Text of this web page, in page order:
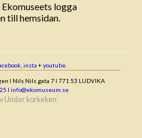
logga
till hemsidan.
insta + youtube.
ǀ Nils Nils gata 7 ǀ 771 53 LUDVIKA
ǀ info@ekomuseum.se
Under korkeken